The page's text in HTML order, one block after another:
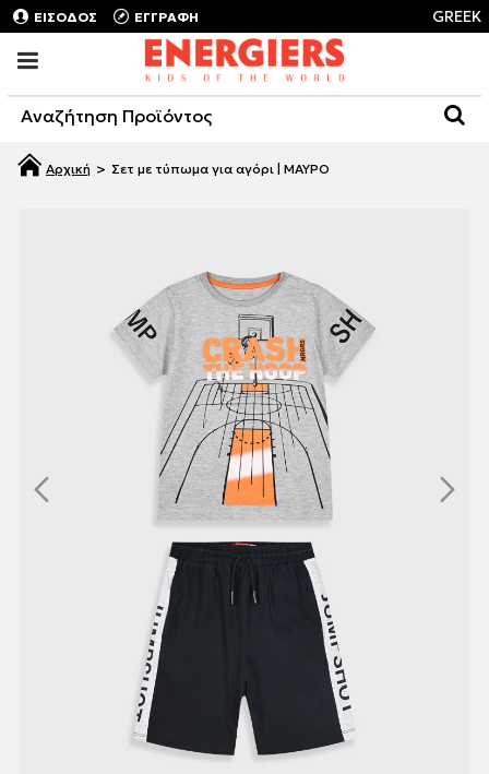
ΕΙΣΟΔΟΣ ΕΓΓΡΑΦΗ GREEK
Σετ με τύπωμα για αγόρι | ΜΑΥΡΟ